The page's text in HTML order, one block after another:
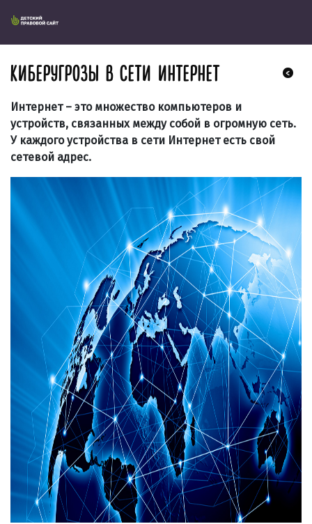
КИБЕРУГРОЗЫ В СЕТИ ИНТЕРНЕТ
Интернет – это множество компьютеров и
устройств, связанных между собой в огромную сеть.
У каждого устройства в сети Интернет есть свой
сетевой адрес.